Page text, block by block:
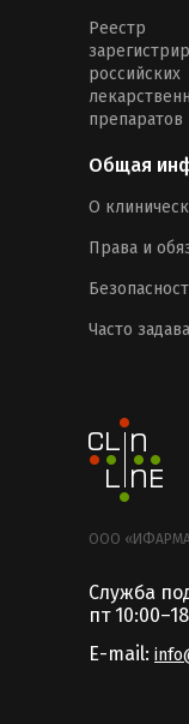
Реестр
российских
препаратов
Общая
О
Права и
Часто
ООО
Служба
пт
E-mail: